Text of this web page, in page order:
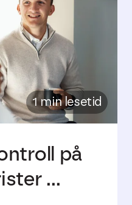
1 min lesetid
på
...